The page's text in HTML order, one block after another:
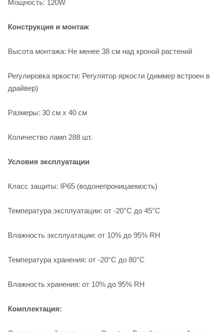
Мощность: 120W
Конструкция и монтаж
Высота монтажа: Не менее 38 см над кроной растений
Регулировка яркости: Регулятор яркости (диммер встроен в
драйвер)
Размеры: 30 см x 40 см
Количество ламп 288 шт.
Условия эксплуатации
Класс защиты: IP65 (водонепроницаемость)
Температура эксплуатации: от -20°C до 45°C
Влажность эксплуатации: от 10% до 95% RH
Температура хранения: от -20°C до 80°C
Влажность хранения: от 10% до 95% RH
Комплектация: